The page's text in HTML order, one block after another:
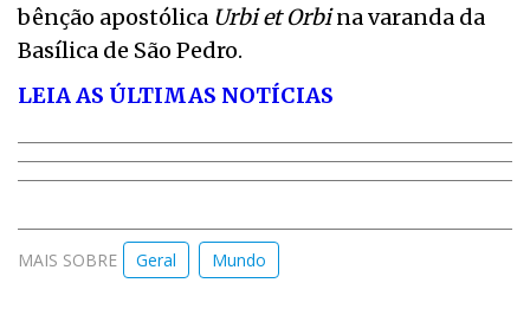
bênção apostólica Urbi et Orbina varanda da
Basílica de São Pedro.
LEIA AS ÚLTIMAS NOTÍCIAS
MAIS SOBRE Geral Mundo